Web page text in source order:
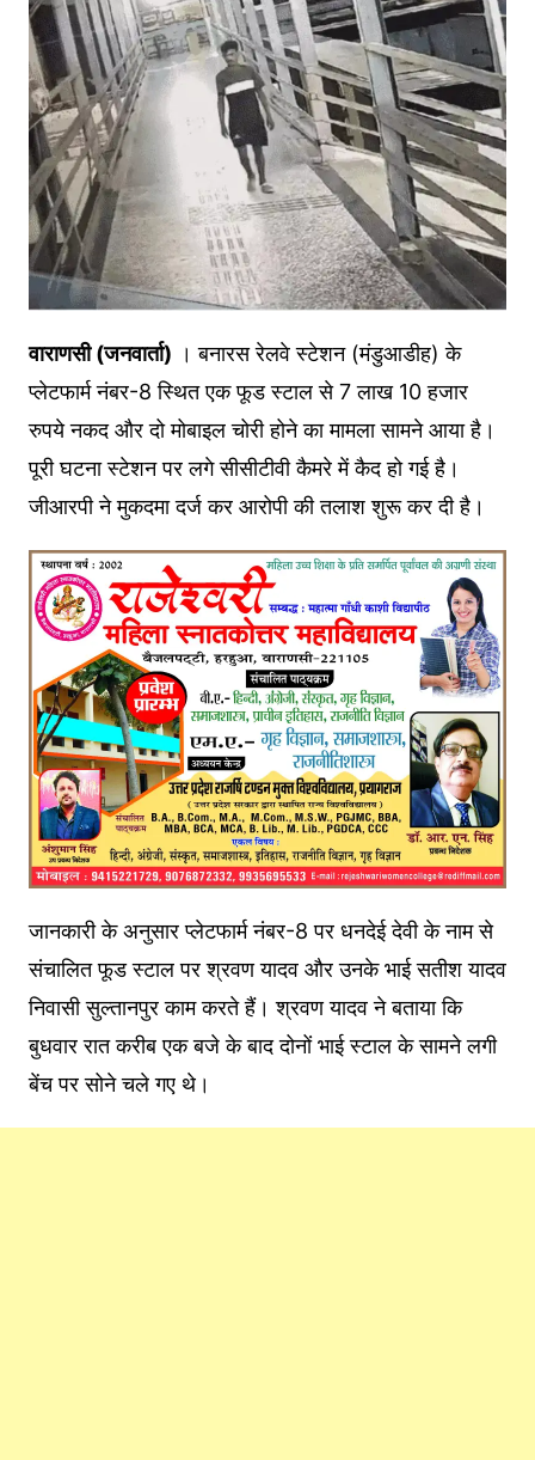
वाराणसी (जनवार्ता) । बनारस रेलवे स्टेशन (मंडुआडीह) के
प्लेटफार्म नंबर-8 स्थित एक फूड स्टाल से 7 लाख 10 हजार
रुपये नकद और दो मोबाइल चोरी होने का मामला सामने आया है।
पूरी घटना स्टेशन पर लगे सीसीटीवी कैमरे में कैद हो गई है।
जीआरपी ने मुकदमा दर्ज कर आरोपी की तलाश शुरू कर दी है।
जानकारी के अनुसार प्लेटफार्म नंबर-8 पर धनदेई देवी के नाम से
संचालित फूड स्टाल पर श्रवण यादव और उनके भाई सतीश यादव
निवासी सुल्तानपुर काम करते हैं। श्रवण यादव ने बताया कि
बुधवार रात करीब एक बजे के बाद दोनों भाई स्टाल के सामने लगी
बेंच पर सोने चले गए थे।